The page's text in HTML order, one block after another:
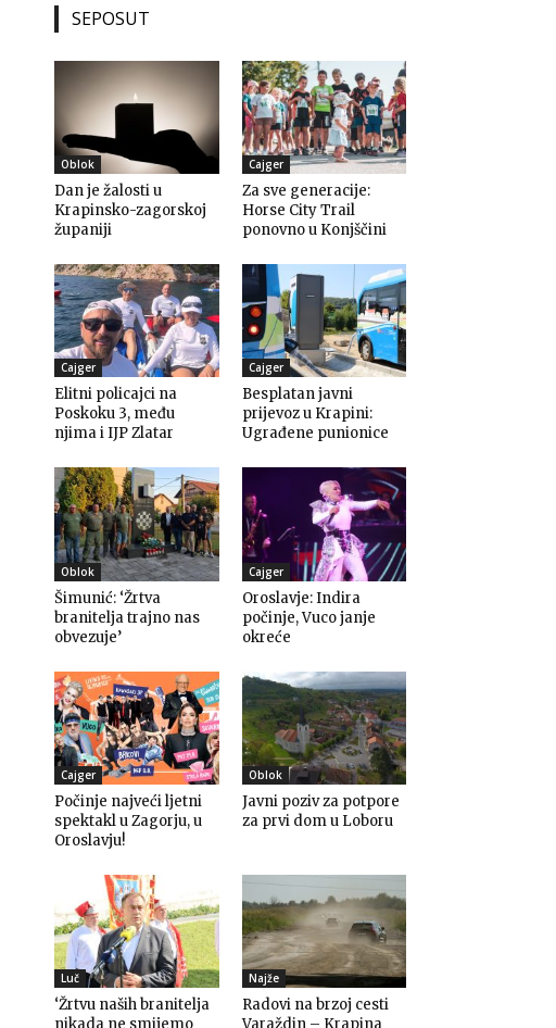
SEPOSUT
Oblok
Dan je žalosti u
Krapinsko-zagorskoj
županiji
Cajger
Za sve generacije:
Horse City Trail
ponovno u Konjščini
Cajger
Elitni policajci na
Poskoku 3, među
njima i IJP Zlatar
Cajger
Besplatan javni
prijevoz u Krapini:
Ugrađene punionice
Oblok
Šimunić: ‘Žrtva
branitelja trajno nas
obvezuje’
Cajger
Oroslavje: Indira
počinje, Vuco janje
okreće
Cajger
Počinje najveći ljetni
spektakl u Zagorju, u
Oroslavju!
Oblok
Javni poziv za potpore
za prvi dom u Loboru
Luč
‘Žrtvu naših branitelja
Najže
Radovi na brzoj cesti